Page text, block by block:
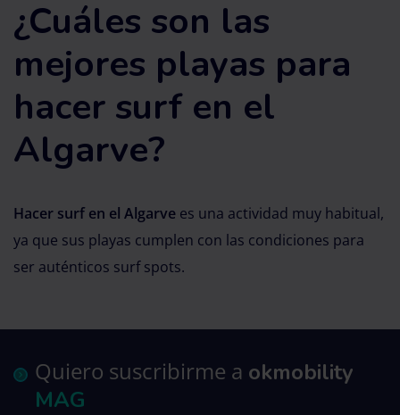
¿Cuáles son las
mejores playas para
hacer surf en el
Algarve?
Hacer surf en el Algarve es una actividad muy habitual,
ya que sus playas cumplen con las condiciones para
ser auténticos surf spots.
Quiero suscribirme a okmobility
MAG